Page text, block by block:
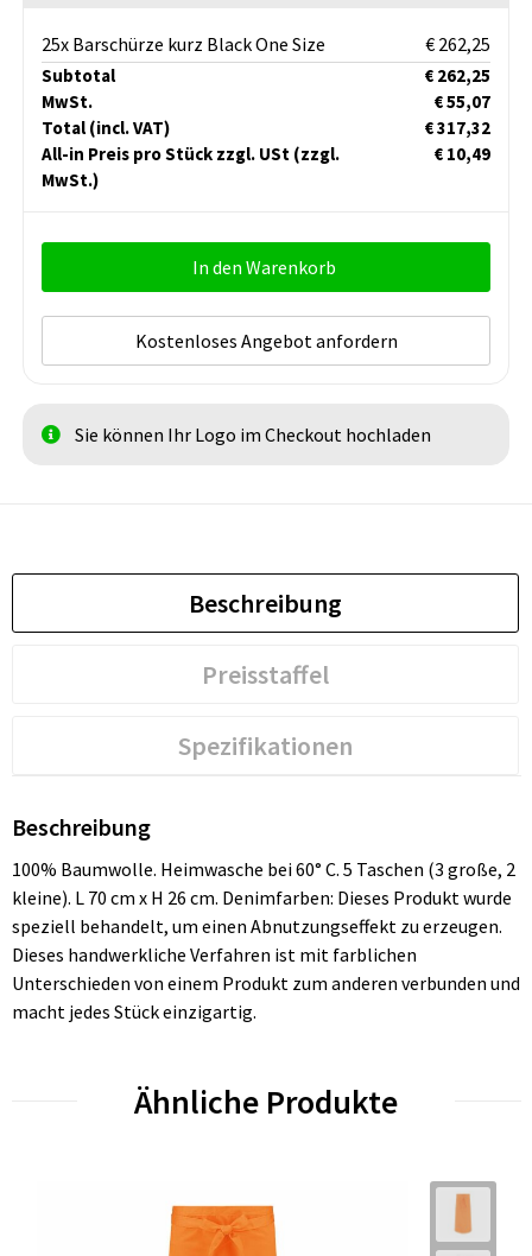
25x Barschürze kurz Black One Size € 262,25
Subtotal
€ 262,25
MwSt.
€ 55,07
Total (incl. VAT)
€ 317,32
All-in Preis pro Stück zzgl. USt (zzgl.
MwSt.)
€ 10,49
In den Warenkorb
Kostenloses Angebot anfordern
Sie können Ihr Logo im Checkout hochladen
Beschreibung
Preisstaffel
Spezifikationen
Beschreibung
100% Baumwolle. Heimwasche bei 60° C. 5 Taschen (3 große, 2
kleine). L 70 cm x H 26 cm. Denimfarben: Dieses Produkt wurde
speziell behandelt, um einen Abnutzungseffekt zu erzeugen.
Dieses handwerkliche Verfahren ist mit farblichen
Unterschieden von einem Produkt zum anderen verbunden und
macht jedes Stück einzigartig.
Ähnliche Produkte